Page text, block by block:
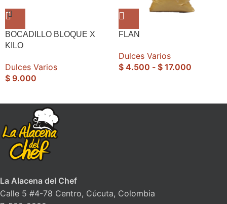
BOCADILLO BLOQUE X
KILO
Dulces Varios
$ 9.000
FLAN
Dulces Varios
$ 4.500 - $ 17.000
La Alacena del Chef
Calle 5 #4-78 Centro, Cúcuta, Colombia